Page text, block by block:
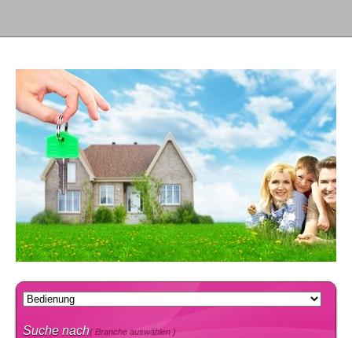
Suche nach( Branche auswählen )